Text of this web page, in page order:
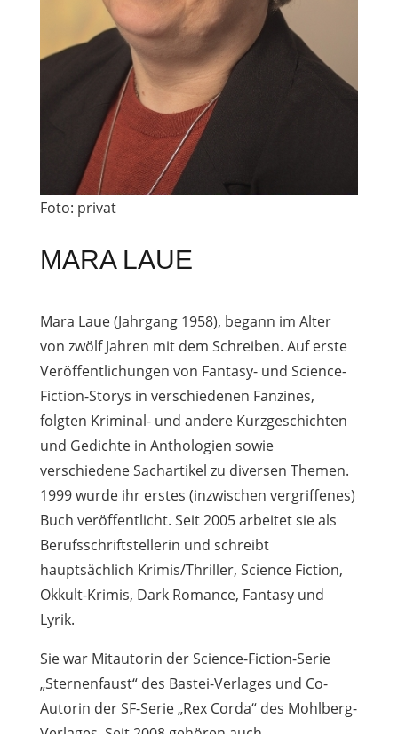
Foto: privat
MARA LAUE
Mara Laue (Jahrgang 1958), begann im Alter
von zwölf Jahren mit dem Schreiben. Auf erste
Veröffentlichungen von Fantasy- und Science-
Fiction-Storys in verschiedenen Fanzines,
folgten Kriminal- und andere Kurzgeschichten
und Gedichte in Anthologien sowie
verschiedene Sachartikel zu diversen Themen.
1999 wurde ihr erstes (inzwischen vergriffenes)
Buch veröffentlicht. Seit 2005 arbeitet sie als
Berufsschriftstellerin und schreibt
hauptsächlich Krimis/Thriller, Science Fiction,
Okkult-Krimis, Dark Romance, Fantasy und
Lyrik.
Sie war Mitautorin der Science-Fiction-Serie
„Sternenfaust“ des Bastei-Verlages und Co-
Autorin der SF-Serie „Rex Corda“ des Mohlberg-